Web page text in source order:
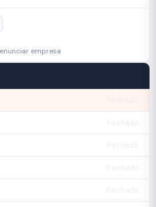
empresa